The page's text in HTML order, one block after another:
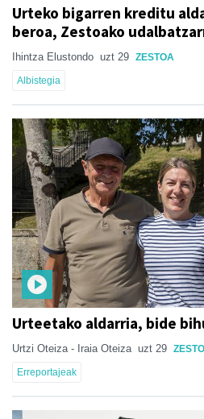
Urteko bigarren kreditu
beroa, Zestoako
Ihintza Elustondo uzt 29 ZESTOA
Albistegia
Urteetako aldarria, bide
Urtzi Oteiza - Iraia Oteiza uzt 29
Erreportajeak